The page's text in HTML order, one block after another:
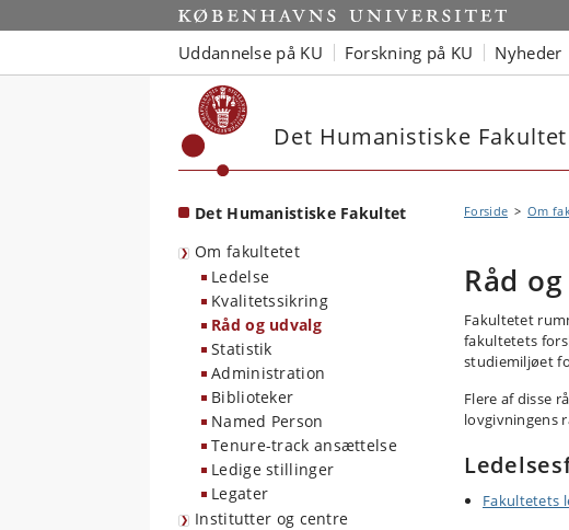
Start
Uddannelse på KU Forskning på KU Nyheder
Det Humanistiske Fakultet
Det Humanistiske Fakultet
Om fakultetet
Ledelse
Kvalitetssikring
Råd og udvalg
Statistik
Administration
Biblioteker
Named Person
Tenure-track ansættelse
Ledige stillinger
Legater
Institutter og centre
Forside Om
Råd
Fakultetet
fakultetets
studiemiljøet
Flere af disse
lovgivningens
Fakultetets